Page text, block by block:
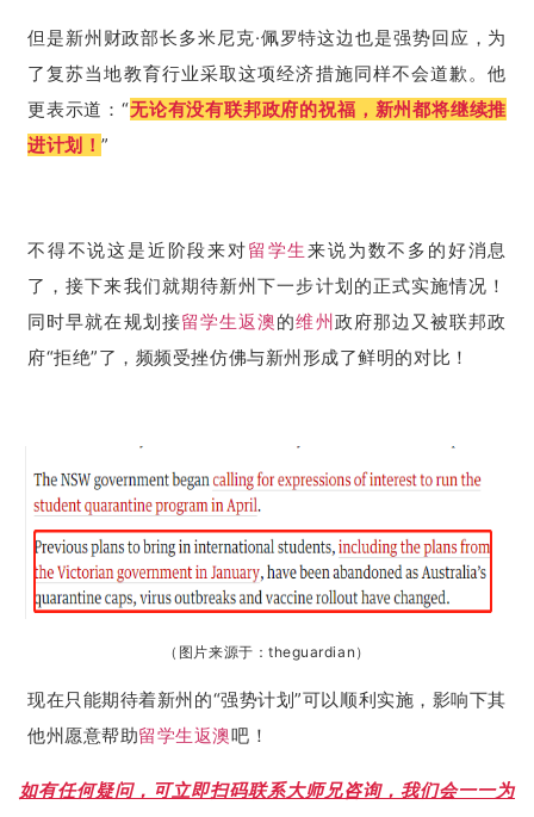
但是新州财政部长多米尼克·佩罗特这边也是强势回应，为
了复苏当地教育行业采取这项经济措施同样不会道歉。他
更表示道：“无论有没有联邦政府的祝福，新州都将继续推
进计划！”
不得不说这是近阶段来对留学生来说为数不多的好消息
了，接下来我们就期待新州下一步计划的正式实施情况！
同时早就在规划接留学生返澳的维州 政府那边又被联邦政
府“拒绝”了，频频受挫仿佛与新州形成了鲜明的对比！
（ 图片来源于：theguardian ）
现在只能期待着新州的“强势计划”可以顺利实施，影响下其
他州愿意帮助留学生返澳吧！
如有任何疑问，可立即扫码联系大师兄咨询，我们会一一为